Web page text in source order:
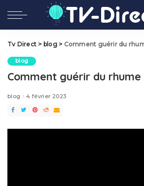
Tv Direct > blog> Comment guérir du
blog
Comment guérir du rhume
blog 4 février 2023